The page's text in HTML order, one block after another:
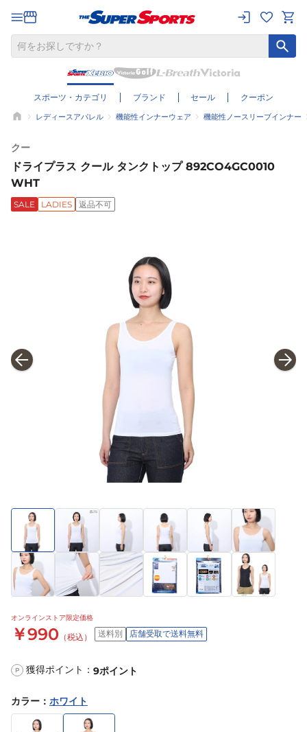
スポーツ・カテゴリ ブランド セール クーポン
レディースアパレル 機能性インナーウェア 機能性ノースリーブインナー
クー
ドライプラス クール タンクトップ 892CO4GC0010
WHT
SALE LADIES 返品不可
オンラインストア限定価格
￥990 （税込） 送料別 店舗受取で送料無料
P 獲得ポイント： 9ポイント
カラー ： ホワイト